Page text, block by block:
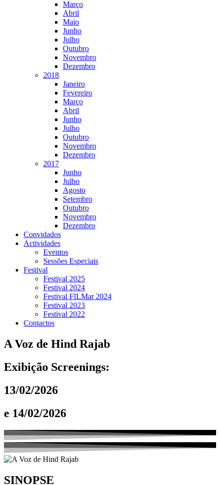
Março
Abril
Maio
Junho
Julho
Outubro
Novembro
Dezembro
2018
Janeiro
Fevereiro
Março
Abril
Junho
Julho
Outubro
Novembro
Dezembro
2017
Junho
Julho
Agosto
Setembro
Outubro
Novembro
Dezembro
Convidados
Actividades
Eventos
Sessões Especiais
Festival
Festival 2025
Festival 2024
Festival FILMar 2024
Festival 2023
Festival 2022
Contactos
A Voz de Hind Rajab
Exibição Screenings:
13/02/2026
e 14/02/2026
SINOPSE